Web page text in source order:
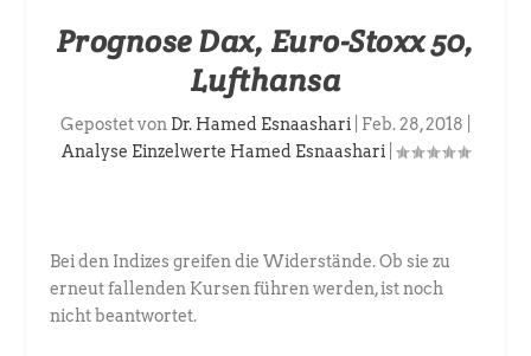
Prognose Dax, Euro-Stoxx 50,
Lufthansa
Gepostet von Dr. Hamed Esnaashari Feb. 28, 2018
Analyse Einzelwerte Hamed Esnaashari
Bei den Indizes greifen die Widerstände. Ob sie zu
erneut fallenden Kursen führen werden, ist noch
nicht beantwortet.